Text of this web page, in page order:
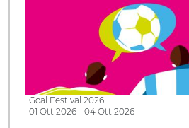
Goal Festival 2026
01 Ott 2026 - 04 Ott 2026